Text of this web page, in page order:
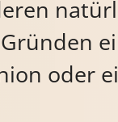
oder